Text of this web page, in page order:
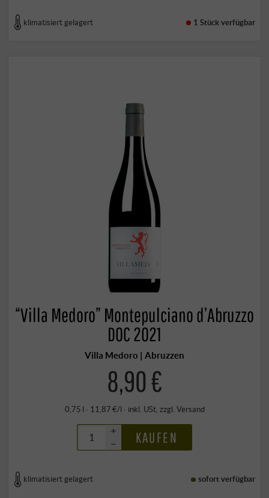
klimatisiert gelagert 1 Stückverfügbar
“Villa Medoro” Montepulciano d’Abruzzo
DOC 2021
Villa Medoro | Abruzzen
8,90 €
0,75 l · 11,87 €/l · inkl. USt, zzgl. Versand
+
–
KAUFEN
klimatisiert gelagert sofort verfügbar